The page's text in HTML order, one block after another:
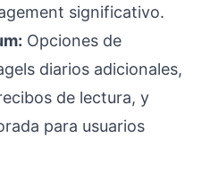
significativo.
Opciones de
diarios adicionales,
de lectura, y
para usuarios